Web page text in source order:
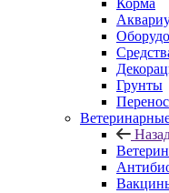
Корма
Грунты